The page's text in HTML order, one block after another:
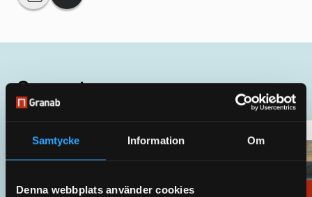
Samtycke Information Om
Denna webbplats använder cookies
Our systems